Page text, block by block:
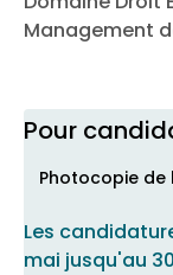
Contact
Pour
Photocopie
Les
mai jusqu'au
Management